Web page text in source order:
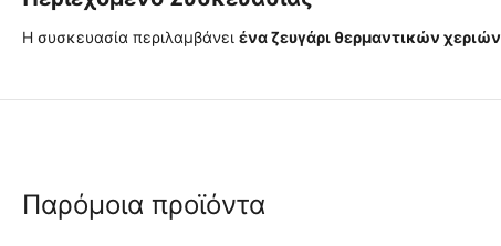
Η συσκευασία περιλαμβάνει ένα ζευγάρι θερμαντικών χεριών
Παρόμοια προϊόντα